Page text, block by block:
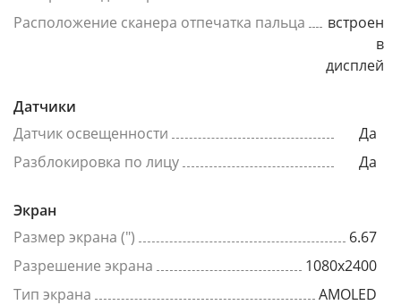
Расположение сканера отпечатка пальца
встроен
в
дисплей
Датчики
Датчик освещенности
Да
Разблокировка по лицу
Да
Экран
Размер экрана (")
6.67
Разрешение экрана
1080x2400
Тип экрана
AMOLED